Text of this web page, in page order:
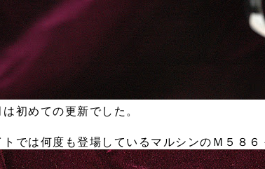
初めての更新でした。
では何度も登場しているマルシンのＭ５８６